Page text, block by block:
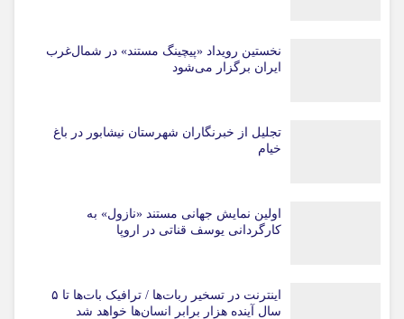
نخستین رویداد «پیچینگ مستند» در شمال‌غرب
ایران برگزار می‌شود
تجلیل از خبرنگاران شهرستان نیشابور در باغ
خیام
اولین نمایش جهانی مستند «نازول» به
کارگردانی یوسف قناتی در اروپا
اینترنت در تسخیر ربات‌ها / ترافیک بات‌ها تا ۵
سال آینده هزار برابر انسان‌ها خواهد شد